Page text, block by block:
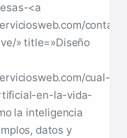
<a
» title=»Diseño
cual-
en-la-vida-
la inteligencia
datos y